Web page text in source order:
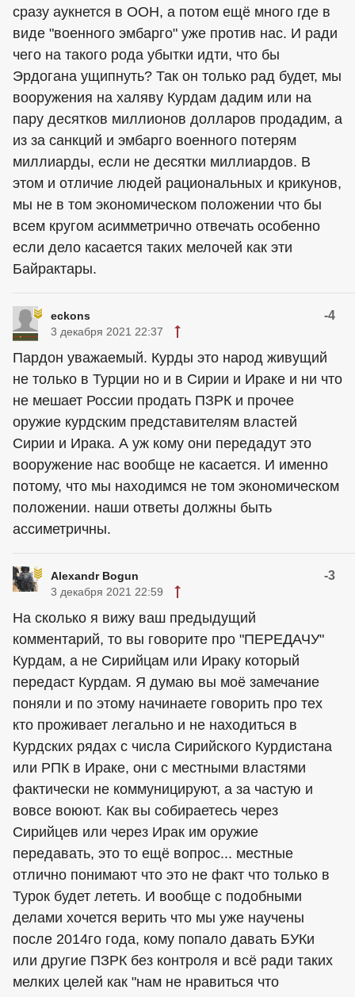
сразу аукнется в ООН, а потом ещё много где в
виде "военного эмбарго" уже против нас. И ради
чего на такого рода убытки идти, что бы
Эрдогана ущипнуть? Так он только рад будет, мы
вооружения на халяву Курдам дадим или на
пару десятков миллионов долларов продадим, а
из за санкций и эмбарго военного потерям
миллиарды, если не десятки миллиардов. В
этом и отличие людей рациональных и крикунов,
мы не в том экономическом положении что бы
всем кругом асимметрично отвечать особенно
если дело касается таких мелочей как эти
Байрактары.
eckons -4
3 декабря 2021 22:37
Пардон уважаемый. Курды это народ живущий
не только в Турции но и в Сирии и Ираке и ни что
не мешает России продать ПЗРК и прочее
оружие курдским представителям властей
Сирии и Ирака. А уж кому они передадут это
вооружение нас вообще не касается. И именно
потому, что мы находимся не том экономическом
положении. наши ответы должны быть
ассиметричны.
Alexandr Bogun -3
3 декабря 2021 22:59
На сколько я вижу ваш предыдущий
комментарий, то вы говорите про "ПЕРЕДАЧУ"
Курдам, а не Сирийцам или Ираку который
передаст Курдам. Я думаю вы моё замечание
поняли и по этому начинаете говорить про тех
кто проживает легально и не находиться в
Курдских рядах с числа Сирийского Курдистана
или РПК в Ираке, они с местными властями
фактически не коммуницируют, а за частую и
вовсе воюют. Как вы собираетесь через
Сирийцев или через Ирак им оружие
передавать, это то ещё вопрос... местные
отлично понимают что это не факт что только в
Турок будет лететь. И вообще с подобными
делами хочется верить что мы уже научены
после 2014го года, кому попало давать БУКи
или другие ПЗРК без контроля и всё ради таких
мелких целей как "нам не нравиться что